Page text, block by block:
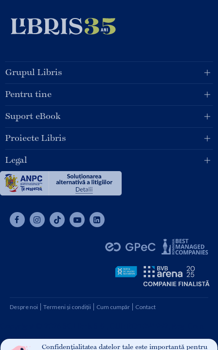
Confidențialitatea datelor tale este importantă pentru
Grupul Libris
Pentru tine
Suport eBook
Proiecte Libris
Legal
Despre noi Termeni și condiții Cum cumpăr Contact
J08/1997 1991